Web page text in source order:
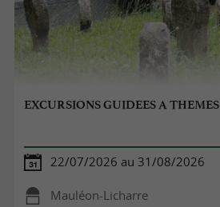
EXCURSIONS GUIDEES A THEMES
22/07/2026 au 31/08/2026
Mauléon-Licharre